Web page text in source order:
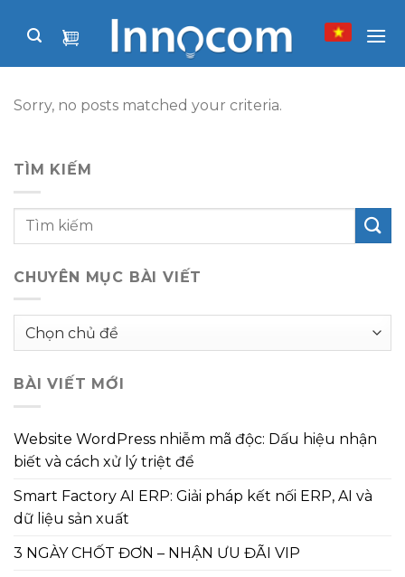
Sorry, no posts matched your criteria.
TÌM KIẾM
CHUYÊN MỤC BÀI VIẾT
Chuyên
viết
BÀI VIẾT MỚI
Website WordPress nhiễm mã độc: Dấu hiệu nhận
biết và cách xử lý triệt để
Smart Factory AI ERP: Giải pháp kết nối ERP, AI và
dữ liệu sản xuất
3 NGÀY CHỐT ĐƠN – NHẬN ƯU ĐÃI VIP